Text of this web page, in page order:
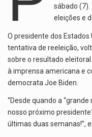
s
p
p
b
o
o
k
dI
n
sábado
eleições e
O presidente dos Estados
tentativa de reeleição,
sobre o resultado
à imprensa americana e
democrata Joe Biden.
“Desde quando a
nosso próximo
últimas duas semanas!”,